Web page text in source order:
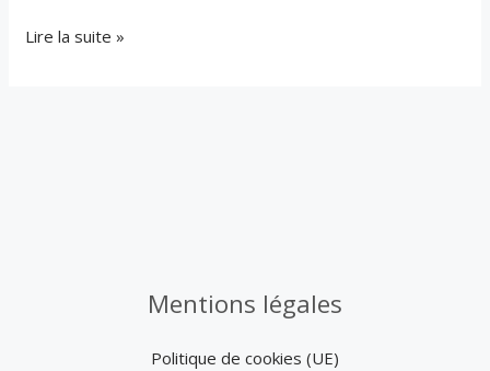
Lire la suite »
Mentions légales
Politique de cookies (UE)